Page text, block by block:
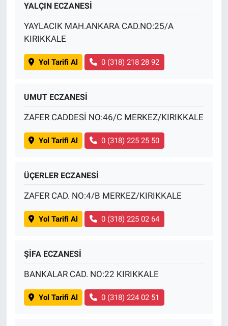
YALÇIN ECZANESİ
YAYLACIK MAH.ANKARA CAD.NO:25/A
KIRIKKALE
Yol Tarifi Al 0 (318) 218 28 92
UMUT ECZANESİ
ZAFER CADDESİ NO:46/C MERKEZ/KIRIKKALE
Yol Tarifi Al 0 (318) 225 25 50
ÜÇERLER ECZANESİ
ZAFER CAD. NO:4/B MERKEZ/KIRIKKALE
Yol Tarifi Al 0 (318) 225 02 64
ŞİFA ECZANESİ
BANKALAR CAD. NO:22 KIRIKKALE
Yol Tarifi Al 0 (318) 224 02 51